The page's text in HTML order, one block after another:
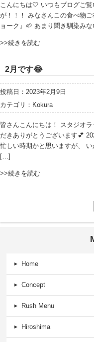
こんにちは🤍 いつもブログご
が！！！ みなさんこの食べ物
ョーク』🌱 あまり聞き馴染み
>>続きを読む
2月です😂
投稿日：2023年2月9日
カテゴリ： Kokura
皆さんこんにちは！ スタジオ
だきありがとうございます💕
忙しい時期かと思いますが、
[…]
>>続きを読む
Home
Concept
Rush Menu
Hiroshima